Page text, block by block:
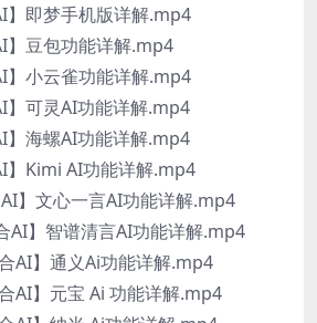
】即梦手机版详解.mp4
】豆包功能详解.mp4
】小云雀功能详解.mp4
】可灵AI功能详解.mp4
】海螺AI功能详解.mp4
】Kimi AI功能详解.mp4
】文心一言AI功能详解.mp4
AI】智谱清言AI功能详解.mp4
AI】通义Ai功能详解.mp4
AI】元宝 Ai 功能详解.mp4